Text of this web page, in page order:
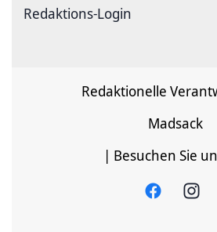
Redaktions-Login
Redaktionelle
Madsack
| Besuchen Sie